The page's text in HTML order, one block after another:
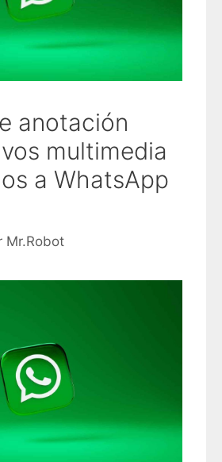
anotación
multimedia
a WhatsApp
Mr.Robot